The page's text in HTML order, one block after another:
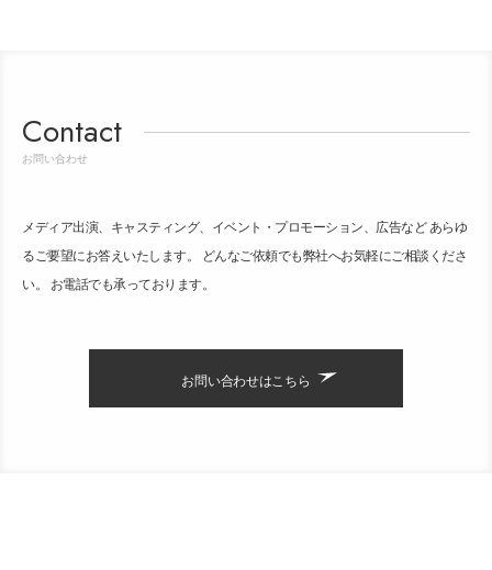
Contact
お問い合わせ
メディア出演、キャスティング、イベント・プロモーション、広告など あらゆ
るご要望にお答えいたします。 どんなご依頼でも弊社へお気軽にご相談くださ
い。 お電話でも承っております。
お問い合わせはこちら